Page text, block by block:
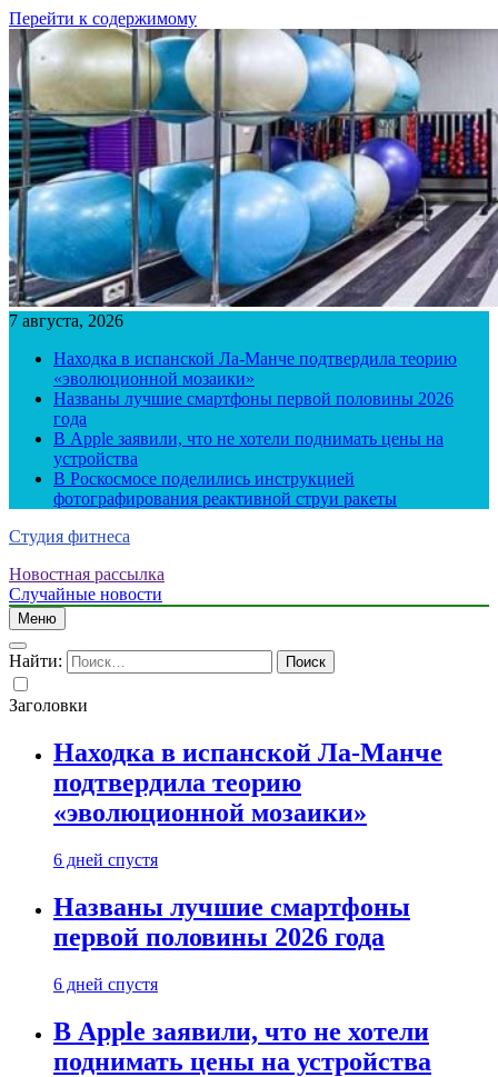
Перейти к содержимому
7 августа, 2026
Находка в испанской Ла-Манче подтвердила теорию
«эволюционной мозаики»
Названы лучшие смартфоны первой половины 2026
года
В Apple заявили, что не хотели поднимать цены на
устройства
В Роскосмосе поделились инструкцией
фотографирования реактивной струи ракеты
Студия фитнеса
Новостная рассылка
Случайные новости
Меню
Найти:
Заголовки
Находка в испанской Ла-Манче
подтвердила теорию
«эволюционной мозаики»
6 дней спустя
Названы лучшие смартфоны
первой половины 2026 года
6 дней спустя
В Apple заявили, что не хотели
поднимать цены на устройства